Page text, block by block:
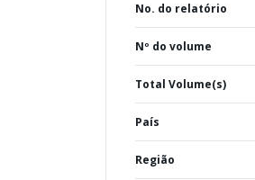
No. do relatório
Nº do volume
Total Volume(s)
País
Região